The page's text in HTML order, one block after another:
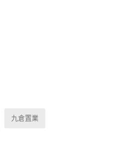
九倉置業